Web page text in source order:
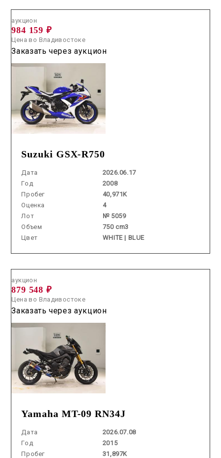
Suzuki GSX-R750
Дата
2026.06.17
Год
2008
Пробег
40,971K
Оценка
4
Лот
№ 5059
Объем
750 cm3
Цвет
WHITE | BLUE
аукцион
984 159 ₽
Цена во Владивостоке
Заказать через аукцион
Yamaha MT-09 RN34J
Дата
2026.07.08
Год
2015
Пробег
31,897K
аукцион
879 548 ₽
Цена во Владивостоке
Заказать через аукцион